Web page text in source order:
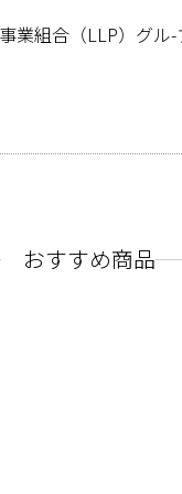
業組合（LLP）グル
おすすめ商品